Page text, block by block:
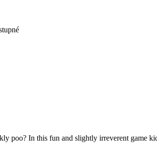
poo? In this fun and slightly irreverent game